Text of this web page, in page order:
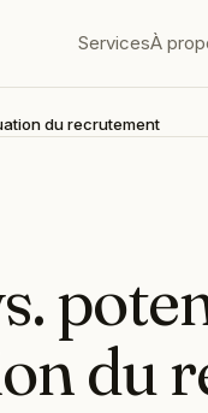
ServicesÀ
du recrutement
du